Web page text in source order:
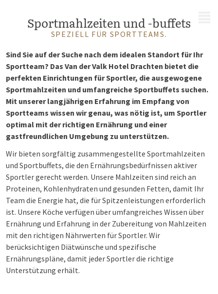
Sportmahlzeiten und -buffets
SPEZIELL FÜR SPORTTEAMS.
Sind Sie auf der Suche nach dem idealen Standort für Ihr
Sportteam? Das Van der Valk Hotel Drachten bietet die
perfekten Einrichtungen für Sportler, die ausgewogene
Sportmahlzeiten und umfangreiche Sportbuffets suchen.
Mit unserer langjährigen Erfahrung im Empfang von
Sportteams wissen wir genau, was nötig ist, um Sportler
optimal mit der richtigen Ernährung und einer
gastfreundlichen Umgebung zu unterstützen.
Wir bieten sorgfältig zusammengestellte Sportmahlzeiten
und Sportbuffets, die den Ernährungsbedürfnissen aktiver
Sportler gerecht werden. Unsere Mahlzeiten sind reich an
Proteinen, Kohlenhydraten und gesunden Fetten, damit Ihr
Team die Energie hat, die für Spitzenleistungen erforderlich
ist. Unsere Köche verfügen über umfangreiches Wissen über
Ernährung und Erfahrung in der Zubereitung von Mahlzeiten
mit den richtigen Nährwerten für Sportler. Wir
berücksichtigen Diätwünsche und spezifische
Ernährungspläne, damit jeder Sportler die richtige
Unterstützung erhält.